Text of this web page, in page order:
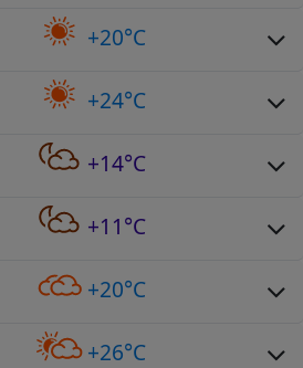
+20°C
+24°C
+14°C
+11°C
+20°C
+26°C